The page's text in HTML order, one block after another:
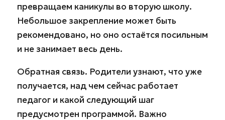
превращаем каникулы во вторую школу.
Небольшое закрепление может быть
рекомендовано, но оно остаётся посильным
и не занимает весь день.
Обратная связь. Родители узнают, что уже
получается, над чем сейчас работает
педагог и какой следующий шаг
предусмотрен программой. Важно